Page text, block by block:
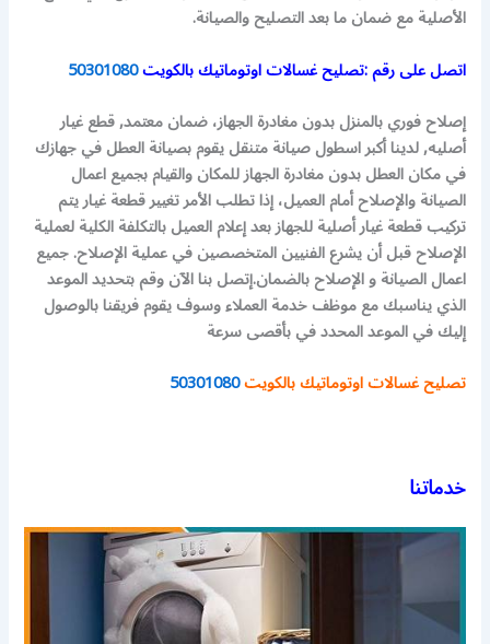
الأصلية مع ضمان ما بعد التصليح والصيانة.
اتصل على رقم :تصليح غسالات اوتوماتيك بالكويت50301080
إصلاح فوري بالمنزل بدون مغادرة الجهاز، ضمان معتمد, قطع غيار
أصليه, لدينا أكبر اسطول صيانة متنقل يقوم بصيانة العطل في جهازك
في مكان العطل بدون مغادرة الجهاز للمكان والقيام بجميع اعمال
الصيانة والإصلاح أمام العميل، إذا تطلب الأمر تغيير قطعة غيار يتم
تركيب قطعة غيار أصلية للجهاز بعد إعلام العميل بالتكلفة الكلية لعملية
الإصلاح قبل أن يشرع الفنيين المتخصصين في عملية الإصلاح. جميع
اعمال الصيانة و الإصلاح بالضمان.إتصل بنا الآن وقم بتحديد الموعد
الذي يناسبك مع موظف خدمة العملاء وسوف يقوم فريقنا بالوصول
إليك في الموعد المحدد في بأقصى سرعة
تصليح غسالات اوتوماتيك بالكويت50301080
خدماتنا